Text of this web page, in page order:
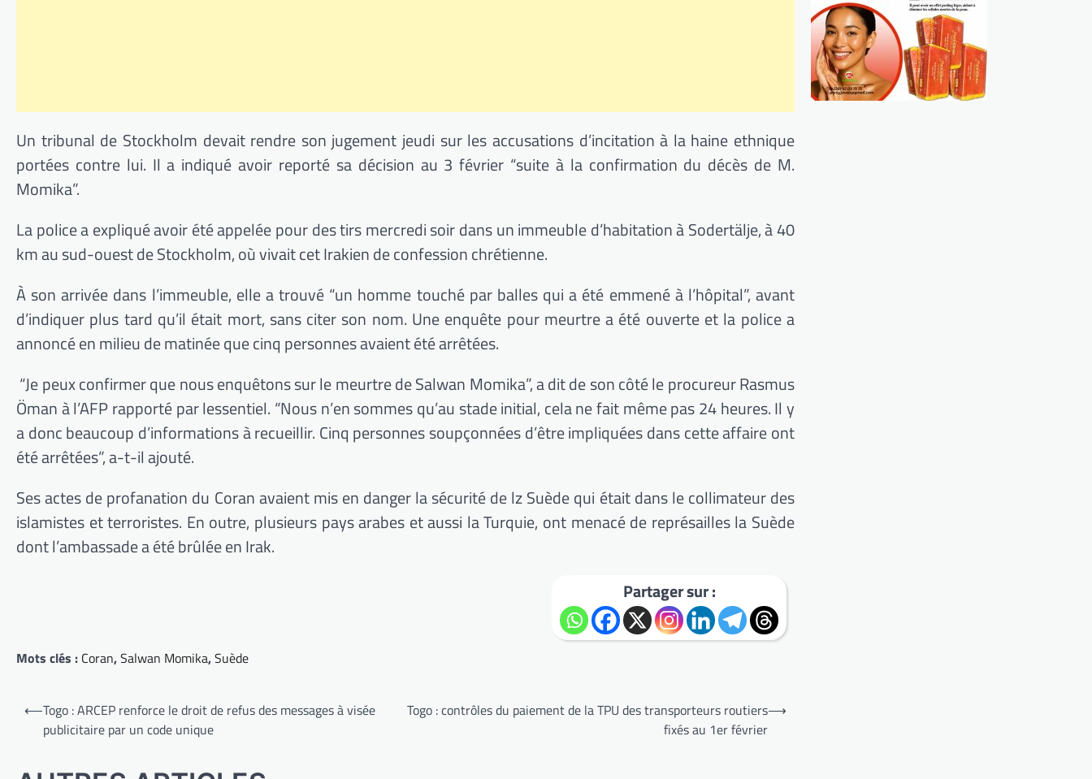
Un tribunal de Stockholm devait rendre son jugement jeudi sur les accusations d’incitation à la haine ethnique
portées contre lui. Il a indiqué avoir reporté sa décision au 3 février “suite à la confirmation du décès de M.
Momika”.
La police a expliqué avoir été appelée pour des tirs mercredi soir dans un immeuble d’habitation à Sodertälje, à 40
km au sud-ouest de Stockholm, où vivait cet Irakien de confession chrétienne.
À son arrivée dans l’immeuble, elle a trouvé “un homme touché par balles qui a été emmené à l’hôpital”, avant
d’indiquer plus tard qu’il était mort, sans citer son nom. Une enquête pour meurtre a été ouverte et la police a
annoncé en milieu de matinée que cinq personnes avaient été arrêtées.
“Je peux confirmer que nous enquêtons sur le meurtre de Salwan Momika”, a dit de son côté le procureur Rasmus
Öman à l’AFP rapporté par lessentiel. “Nous n’en sommes qu’au stade initial, cela ne fait même pas 24 heures. Il y
a donc beaucoup d’informations à recueillir. Cinq personnes soupçonnées d’être impliquées dans cette affaire ont
été arrêtées”, a-t-il ajouté.
Ses actes de profanation du Coran avaient mis en danger la sécurité de lz Suède qui était dans le collimateur des
islamistes et terroristes. En outre, plusieurs pays arabes et aussi la Turquie, ont menacé de représailles la Suède
dont l’ambassade a été brûlée en Irak.
Partager sur :
Mots clés : Coran,Salwan Momika,Suède
Navigation
⟵Togo : ARCEP renforce le droit de refus des messages à visée
publicitaire par un code unique
Togo : contrôles du paiement de la TPU des transporteurs routiers
fixés au 1er février
⟶